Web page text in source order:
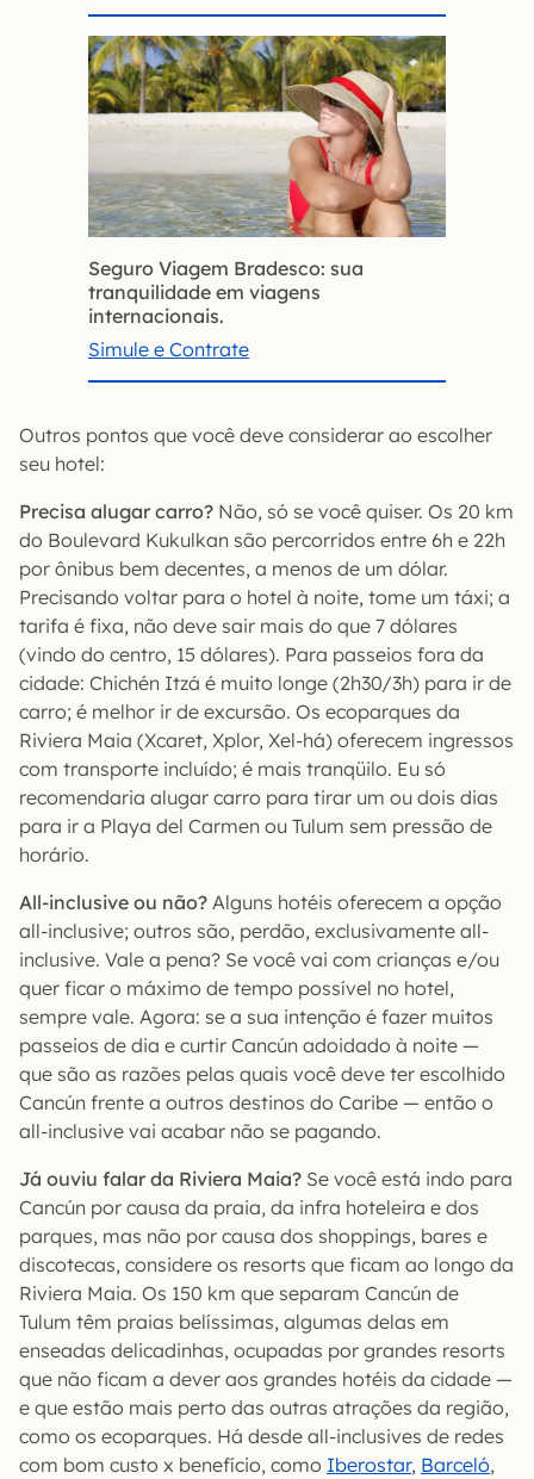
Seguro Viagem Bradesco: sua
tranquilidade em viagens
internacionais.
Simule e Contrate
Outros pontos que você deve considerar ao escolher
seu hotel:
Precisa alugar carro? Não, só se você quiser. Os 20 km
do Boulevard Kukulkan são percorridos entre 6h e 22h
por ônibus bem decentes, a menos de um dólar.
Precisando voltar para o hotel à noite, tome um táxi; a
tarifa é fixa, não deve sair mais do que 7 dólares
(vindo do centro, 15 dólares). Para passeios fora da
cidade: Chichén Itzá é muito longe (2h30/3h) para ir de
carro; é melhor ir de excursão. Os ecoparques da
Riviera Maia (Xcaret, Xplor, Xel-há) oferecem ingressos
com transporte incluído; é mais tranqüilo. Eu só
recomendaria alugar carro para tirar um ou dois dias
para ir a Playa del Carmen ou Tulum sem pressão de
horário.
All-inclusive ou não? Alguns hotéis oferecem a opção
all-inclusive; outros são, perdão, exclusivamente all-
inclusive. Vale a pena? Se você vai com crianças e/ou
quer ficar o máximo de tempo possível no hotel,
sempre vale. Agora: se a sua intenção é fazer muitos
passeios de dia e curtir Cancún adoidado à noite —
que são as razões pelas quais você deve ter escolhido
Cancún frente a outros destinos do Caribe — então o
all-inclusive vai acabar não se pagando.
Já ouviu falar da Riviera Maia? Se você está indo para
Cancún por causa da praia, da infra hoteleira e dos
parques, mas não por causa dos shoppings, bares e
discotecas, considere os resorts que ficam ao longo da
Riviera Maia. Os 150 km que separam Cancún de
Tulum têm praias belíssimas, algumas delas em
enseadas delicadinhas, ocupadas por grandes resorts
que não ficam a dever aos grandes hotéis da cidade —
e que estão mais perto das outras atrações da região,
como os ecoparques. Há desde all-inclusives de redes
com bom custo x benefício, como Iberostar, Barceló,